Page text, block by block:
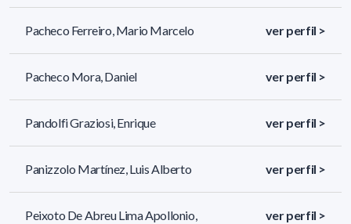
Pacheco Ferreiro, Mario Marcelo ver perfil >
Pacheco Mora, Daniel ver perfil >
Pandolfi Graziosi, Enrique ver perfil >
Panizzolo Martínez, Luis Alberto ver perfil >
Peixoto De Abreu Lima Apollonio,
ver perfil >